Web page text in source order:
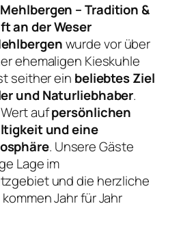
– Tradition &
an der Weser
wurde vor über
ehemaligen Kieskuhle
seither ein beliebtes Ziel
und Naturliebhaber.
aufpersönlichen
und eine
. Unsere Gäste
Lage im
und die herzliche
Jahr für Jahr